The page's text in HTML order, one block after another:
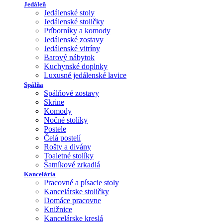
Jedáleň
Jedálenské stoly
Jedálenské stoličky
Príborníky a komody
Jedálenské zostavy
Jedálenské vitríny
Barový nábytok
Kuchynské doplnky
Luxusné jedálenské lavice
Spálňa
Spálňové zostavy
Skrine
Komody
Nočné stolíky
Postele
Čelá postelí
Rošty a divány
Toaletné stolíky
Šatníkové zrkadlá
Kancelária
Pracovné a písacie stoly
Kancelárske stoličky
Domáce pracovne
Knižnice
Kancelárske kreslá